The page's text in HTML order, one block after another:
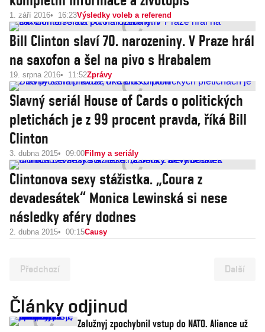
1. září 2016 16:23Výsledky voleb a referend
Bill Clinton slaví 70. narozeniny. V Praze hrál
na saxofon a šel na pivo s Hrabalem
19. srpna 2016 11:52Zprávy
Slavný seriál House of Cards o politických
pletichách je z 99 procent pravda, říká Bill
Clinton
3. dubna 2015 09:00Filmy a seriály
Clintonova sexy stážistka. „Coura z
devadesátek“ Monica Lewinská si nese
následky aféry dodnes
2. dubna 2015 00:15Causy
Předchozí Další
Články odjinud
Zalužnyj zpochybnil vstup do NATO. Aliance už